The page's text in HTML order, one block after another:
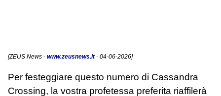
[ZEUS News - www.zeusnews.it- 04-06-2026]
Per festeggiare questo numero di Cassandra
Crossing, la vostra profetessa preferita riaffilerà